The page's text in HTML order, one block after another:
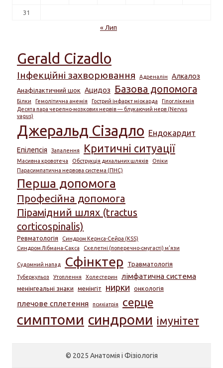
31
« Лип
Gerald Cizadlo
Інфекційні захворювання Адреналін Алкалоз
Анафілактичний шок Ацидоз Базова допомога
Білки Гемолітична анемія Гострий інфаркт міокарда
Гіпоглікемія
Десята пара черепно-мозкових нервів — блукаючий нерв (Nervus
vagus)
Джеральд Сізадло Ендокардит
Епілепсія Запалення Критичні ситуації
Масивна кровотеча Обструкція дихальних шляхів
Опіки
Парасимпатична нервова система (ПНС)
Перша допомога
Професійна допомога
Пірамідний шлях (tractus
corticospinalis)
Ревматологія
Синдром Кернса-Сейра (KSS)
Синдром Лібмана-Сакса
Скелетні (поперечно-смугасті) м’язи
Судомний напад Сфінктер Травматологія
Туберкульоз Утоплення Холестерин лімфатична система
менінгеальні знаки менінгіт нирки онкологія
плечове сплетення психіатрія серце
симптоми синдроми імунітет
© 2025 Анатомія і Фізіологія